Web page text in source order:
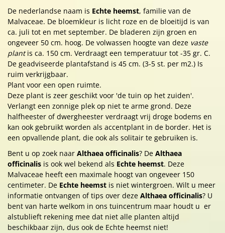
De nederlandse naam is Echte heemst, familie van de
Malvaceae. De bloemkleur is licht roze en de bloeitijd is van
ca. juli tot en met september. De bladeren zijn groen en
ongeveer 50 cm. hoog. De volwassen hoogte van deze vaste
plantis ca. 150 cm. Verdraagt een temperatuur tot -35 gr. C.
De geadviseerde plantafstand is 45 cm. (3-5 st. per m2.) Is
ruim verkrijgbaar.
Plant voor een open ruimte.
Deze plant is zeer geschikt voor 'de tuin op het zuiden'.
Verlangt een zonnige plek op niet te arme grond. Deze
halfheester of dwergheester verdraagt vrij droge bodems en
kan ook gebruikt worden als accentplant in de border. Het is
een opvallende plant, die ook als solitair te gebruiken is.
Bent u op zoek naar Althaea officinalis? De Althaea
officinalis is ook wel bekend als Echte heemst. Deze
Malvaceae heeft een maximale hoogt van ongeveer 150
centimeter. De Echte heemst is niet wintergroen. Wilt u meer
informatie ontvangen of tips over deze Althaea officinalis? U
bent van harte welkom in ons tuincentrum maar houdt u er
alstublieft rekening mee dat niet alle planten altijd
beschikbaar zijn, dus ook de Echte heemst niet!